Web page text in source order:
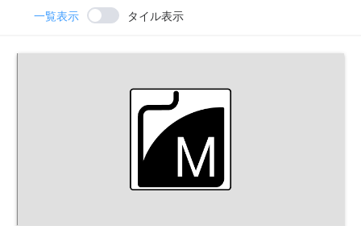
一覧表示 タイル表示